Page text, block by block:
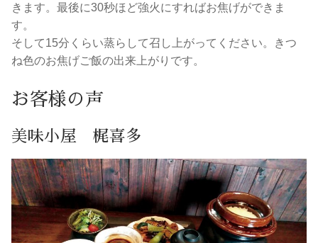
きます。最後に30秒ほど強火にすればお焦げができま
す。
そして15分くらい蒸らして召し上がってください。きつ
ね色のお焦げご飯の出来上がりです。
お客様の声
美味小屋 梶喜多